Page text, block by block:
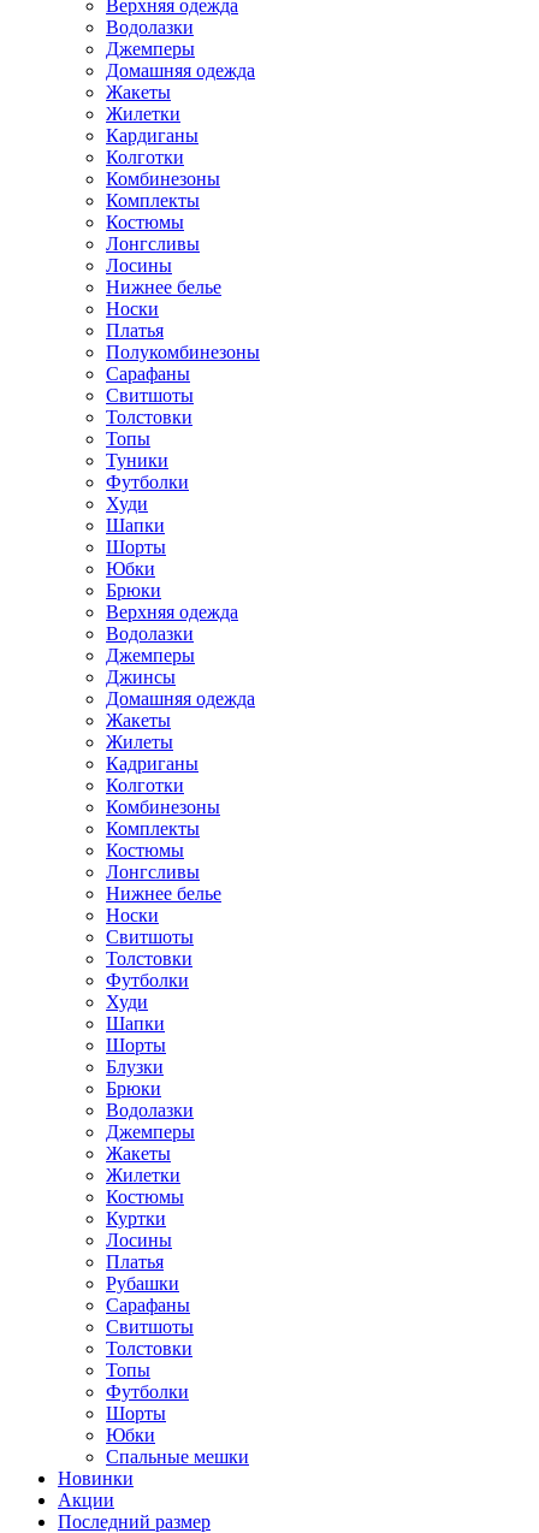
Верхняя одежда
Водолазки
Джемперы
Домашняя одежда
Жакеты
Жилетки
Кардиганы
Колготки
Комбинезоны
Комплекты
Костюмы
Лонгсливы
Лосины
Нижнее белье
Носки
Платья
Полукомбинезоны
Сарафаны
Свитшоты
Толстовки
Топы
Туники
Футболки
Худи
Шапки
Шорты
Юбки
Брюки
Верхняя одежда
Водолазки
Джемперы
Джинсы
Домашняя одежда
Жакеты
Жилеты
Кадриганы
Колготки
Комбинезоны
Комплекты
Костюмы
Лонгсливы
Нижнее белье
Носки
Свитшоты
Толстовки
Футболки
Худи
Шапки
Шорты
Блузки
Брюки
Водолазки
Джемперы
Жакеты
Жилетки
Костюмы
Куртки
Лосины
Платья
Рубашки
Сарафаны
Свитшоты
Толстовки
Топы
Футболки
Шорты
Юбки
Спальные мешки
Новинки
Акции
Последний размер